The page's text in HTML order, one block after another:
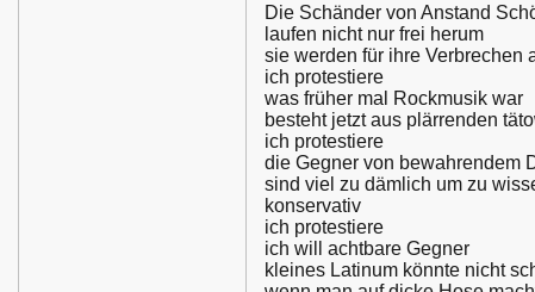
Die Schänder von Anstand
laufen nicht nur frei herum
sie werden für ihre Verbrechen
ich protestiere
was früher mal Rockmusik war
besteht jetzt aus plärrenden
ich protestiere
die Gegner von bewahrendem
sind viel zu dämlich um zu
konservativ
ich protestiere
ich will achtbare Gegner
kleines Latinum könnte nicht